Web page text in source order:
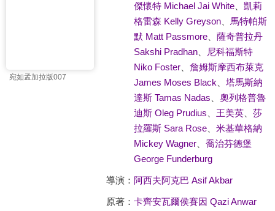
宛如孟加拉版007
傑懷特 Michael Jai White、 凱莉
格雷森 Kelly Greyson、 馬特帕斯
默 Matt Passmore、 薩奇普拉丹
Sakshi Pradhan、
尼科福斯特
Niko Foster、 詹姆斯摩西布萊克
James Moses Black
塔馬斯納
達斯 Tamas Nadas
奧列格普魯
迪斯 Oleg Prudius
王美英、 莎
拉羅斯 Sara Rose、 米基華格納
Mickey Wagner、 喬治芬德堡
George Funderburg
導演： 阿西夫阿克巴 Asif Akbar
原著： 卡齊安瓦爾侯賽因 Qazi Anwar